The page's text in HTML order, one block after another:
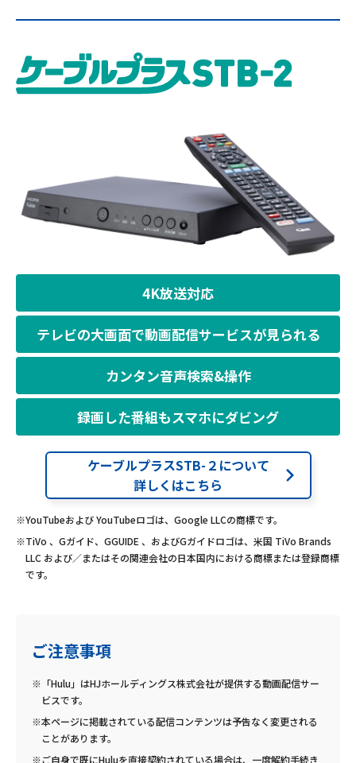
4K放送対応
テレビの大画面で動画配信サービスが見られる
カンタン音声検索&操作
録画した番組もスマホにダビング
ケーブルプラスSTB-２について
詳しくはこちら
※YouTubeおよび YouTubeロゴは、Google LLCの商標です。
※TiVo 、Gガイド、GGUIDE 、およびGガイドロゴは、米国 TiVo Brands
LLC および／またはその関連会社の日本国内における商標または登録商標
です。
ご注意事項
※「Hulu」はHJホールディングス株式会社が提供する動画配信サー
ビスです。
※本ページに掲載されている配信コンテンツは予告なく変更される
ことがあります。
※ご自身で既にHuluを直接契約されている場合は、一度解約手続き